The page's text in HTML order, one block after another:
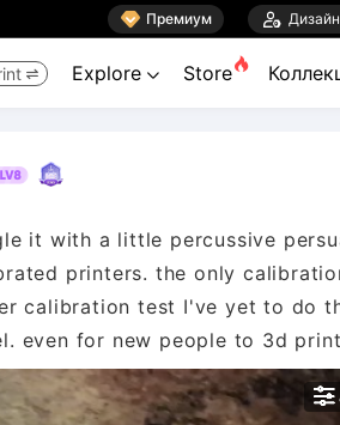
 Премиум 
 Explore  Store
it with a little percussive
printers. the only
calibration test I've yet to do
even for new people to 3d
